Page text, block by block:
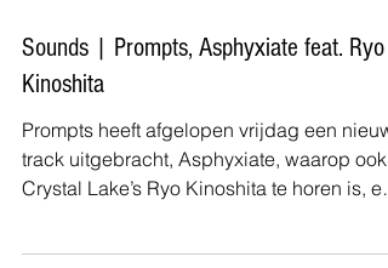
Sounds | Prompts, Asphyxiate feat. Ryo
Kinoshita
Prompts heeft afgelopen vrijdag een
track uitgebracht, Asphyxiate, waarop ook
Crystal Lake’s Ryo Kinoshita te horen is, en